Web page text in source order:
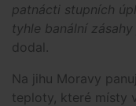
patnácti stupních
tyhle banální
dodal.
Na jihu Moravy
teploty, které místy